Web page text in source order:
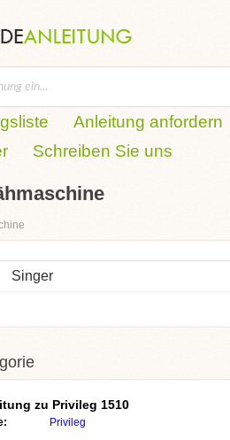
Anleitung anfordern
Schreiben Sie uns
Singer
zu Privileg 1510
Privileg